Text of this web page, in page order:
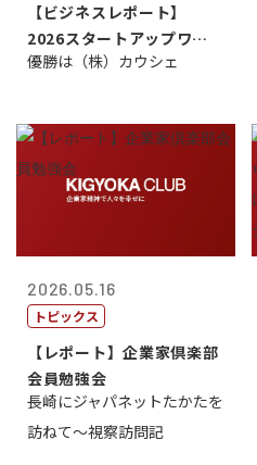
【ビジネスレポート】
2026スタートアップワー
ルドカップ東京
優勝は（株）カウシェ
2026.05.16
トピックス
【レポート】企業家倶楽部
会員勉強会
長崎にジャパネットたかたを
訪ねて～視察訪問記